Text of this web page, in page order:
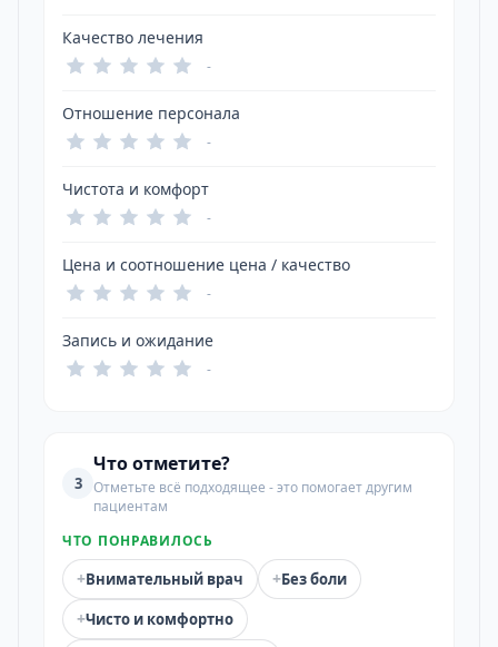
Качество лечения
-
Отношение персонала
-
Чистота и комфорт
-
Цена и соотношение цена / качество
-
Запись и ожидание
-
3
Что отметите?
Отметьте всё подходящее - это помогает другим
пациентам
ЧТО ПОНРАВИЛОСЬ
+Внимательный врач +Без боли
+Чисто и комфортно